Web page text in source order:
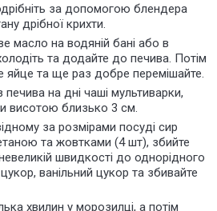
за допомогою блендера
дрібної крихти.
масло на водяній бані або в
та додайте до печива. Потім
яйце та ще раз добре перемішайте.
печива на дні чаші мультиварки,
висотою близько 3 см.
за розмірами посуді сир
та жовтками (4 шт), збийте
швидкості до однорідного
ванільний цукор та збивайте
хвилин у морозилці, а потім